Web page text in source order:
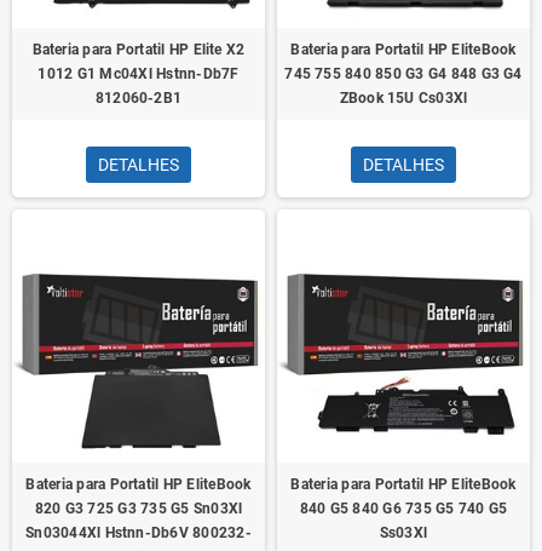
Bateria para Portatil HP Elite X2
1012 G1 Mc04Xl Hstnn-Db7F
812060-2B1
DETALHES
Bateria para Portatil HP EliteBook
745 755 840 850 G3 G4 848 G3 G4
ZBook 15U Cs03Xl
DETALHES
Bateria para Portatil HP EliteBook
820 G3 725 G3 735 G5 Sn03Xl
Sn03044Xl Hstnn-Db6V 800232-
Bateria para Portatil HP EliteBook
840 G5 840 G6 735 G5 740 G5
Ss03Xl